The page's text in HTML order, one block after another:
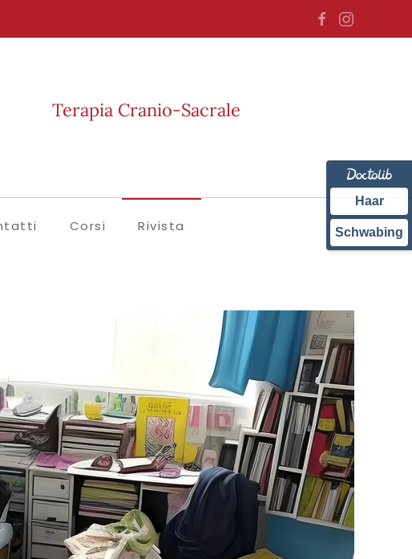
Terapia Cranio-Sacrale
Corsi Rivista
Haar
Schwabing